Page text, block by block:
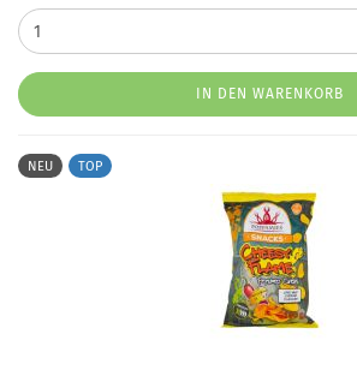
IN DEN WARENKORB
NEU TOP